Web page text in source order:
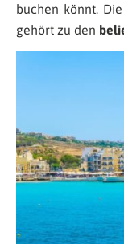
buchen könnt.
gehört zu den